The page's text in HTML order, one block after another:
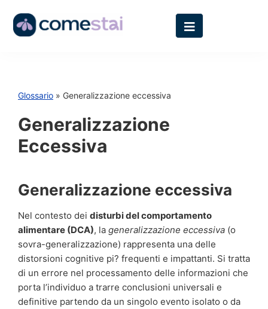
Glossario » Generalizzazione eccessiva
Generalizzazione
Eccessiva
Generalizzazione eccessiva
Nel contesto dei disturbi del comportamento
alimentare (DCA), la generalizzazione eccessiva (o
sovra-generalizzazione) rappresenta una delle
distorsioni cognitive pi? frequenti e impattanti. Si tratta
di un errore nel processamento delle informazioni che
porta l’individuo a trarre conclusioni universali e
definitive partendo da un singolo evento isolato o da